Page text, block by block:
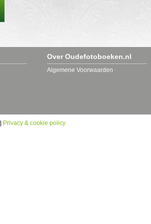
Over Oudefotoboeken.nl
Algemene Voorwaarden
Privacy & cookie policy